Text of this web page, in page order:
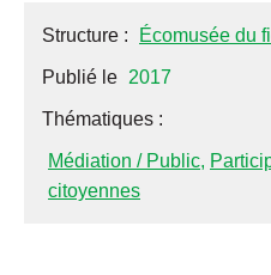
Structure : Écomusée du
Publié le 2017
Thématiques :
Médiation / Public,
citoyennes